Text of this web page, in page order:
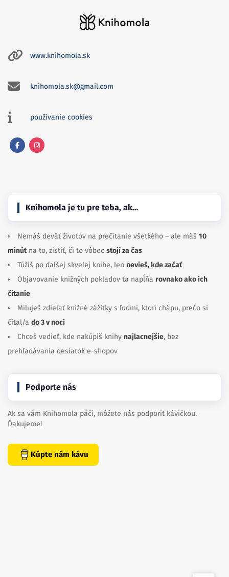
www.knihomola.sk
knihomola.sk@gmail.com
používanie cookies
Knihomola je tu pre teba, ak…
Nemáš deväť životov na prečítanie všetkého – ale máš 10
minútna to, zistiť, či to vôbec stojí za čas
Túžiš po ďalšej skvelej knihe, len nevieš, kde začať
Objavovanie knižných pokladov ťa napĺňa rovnako ako ich
čítanie
Miluješ zdieľať knižné zážitky s ľuďmi, ktorí chápu, prečo si
čítal/a do 3 v noci
Chceš vedieť, kde nakúpiš knihy najlacnejšie, bez
prehľadávania desiatok e-shopov
Podporte nás
Ak sa vám Knihomola páči, môžete nás podporiť kávičkou.
Ďakujeme!
Kúpte nám kávu